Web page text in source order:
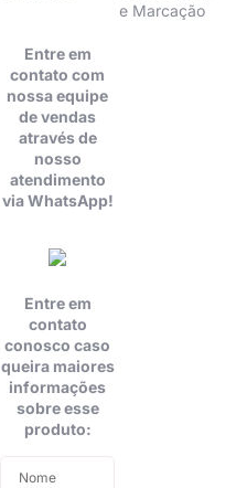
e Marcação
Entre em
contato com
nossa equipe
de vendas
através de
nosso
atendimento
via WhatsApp!
Entre em
contato
conosco caso
queira maiores
informações
sobre esse
produto: